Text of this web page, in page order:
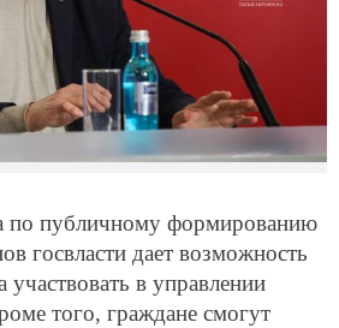
по публичному формированию
госвласти дает возможность
участвовать в управлении
того, граждане смогут